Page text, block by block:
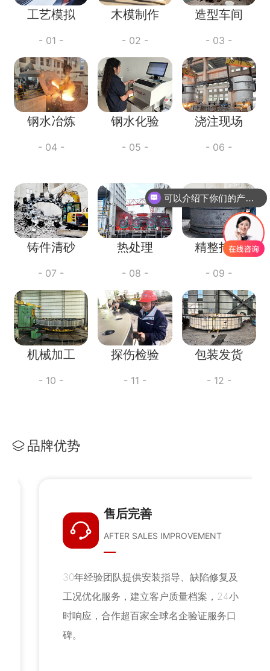
工艺模拟
- 01 -
木模制作
- 02 -
造型车间
- 03 -
钢水冶炼
- 04 -
钢水化验
- 05 -
浇注现场
- 06 -
包装发货
- 12 -
探伤检验
- 11 -
机械加工
- 10 -
精整打磨
- 09 -
热处理
- 08 -
铸件清砂
- 07 -
品牌优势
售后完善
AFTER SALES IMPROVEMENT
30年经验团队提供安装指导、缺陷修复及
工况优化服务，建立客户质量档案，24小
时响应，合作超百家全球名企验证服务口
碑。
可以介绍下你们的产品么